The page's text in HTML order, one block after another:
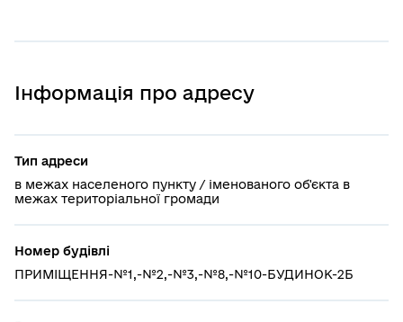
Інформація про адресу
Тип адреси
в межах населеного пункту / іменованого об'єкта в
межах територіальної громади
Номер будівлі
ПРИМІЩЕННЯ-№1,-№2,-№3,-№8,-№10-БУДИНОК-2Б